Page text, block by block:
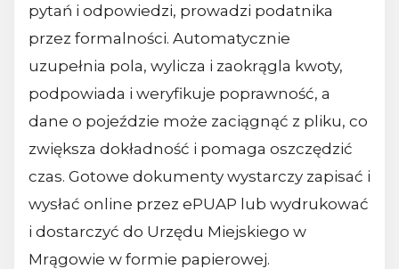
pytań i odpowiedzi, prowadzi podatnika
przez formalności. Automatycznie
uzupełnia pola, wylicza i zaokrągla kwoty,
podpowiada i weryfikuje poprawność, a
dane o pojeździe może zaciągnąć z pliku, co
zwiększa dokładność i pomaga oszczędzić
czas. Gotowe dokumenty wystarczy zapisać i
wysłać online przez ePUAP lub wydrukować
i dostarczyć do Urzędu Miejskiego w
Mrągowie w formie papierowej.